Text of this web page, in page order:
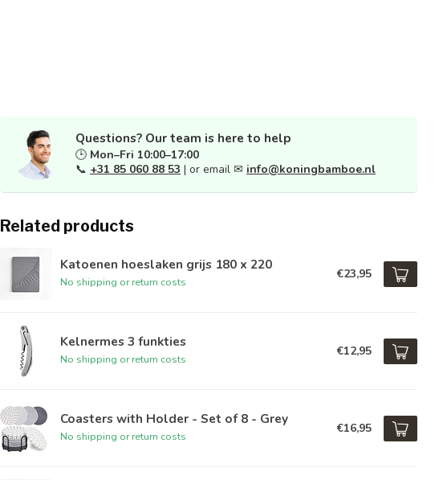
Questions? Our team is here to help
🕒 Mon–Fri 10:00–17:00
📞 +31 85 060 88 53 | or email ✉ info@koningbamboe.nl
Related products
Katoenen hoeslaken grijs 180 x 220
No shipping or return costs
€23,95
Kelnermes 3 funkties
No shipping or return costs
€12,95
Coasters with Holder - Set of 8 - Grey
No shipping or return costs
€16,95